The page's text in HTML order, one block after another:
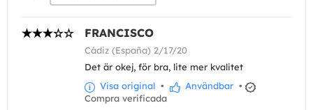
FRANCISCO
Cádiz (España) 2/17/20
Det är okej, för bra, lite mer kvalitet
Visa original • Användbar •
Compra verificada